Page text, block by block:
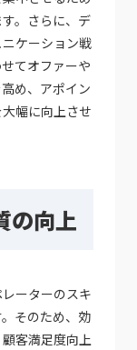
。さらに、デ
ケーション戦
てオファーや
め、アポイン
幅に向上させ
の向上
ーターのスキ
そのため、効
客満足度向上